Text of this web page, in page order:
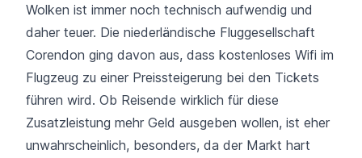
Wolken ist immer noch technisch aufwendig und
daher teuer. Die niederländische Fluggesellschaft
Corendon ging davon aus, dass kostenloses Wifi im
Flugzeug zu einer Preissteigerung bei den Tickets
führen wird. Ob Reisende wirklich für diese
Zusatzleistung mehr Geld ausgeben wollen, ist eher
unwahrscheinlich, besonders, da der Markt hart